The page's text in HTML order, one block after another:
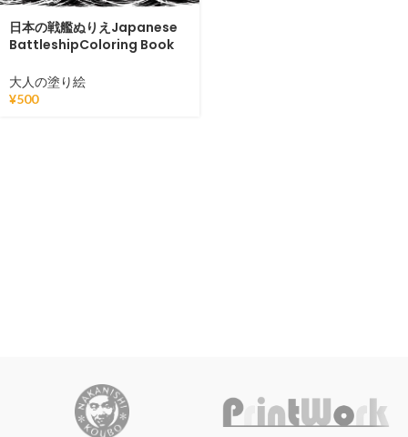
日本の戦艦ぬりえJapanese
BattleshipColoring Book
大人の塗り絵
¥500